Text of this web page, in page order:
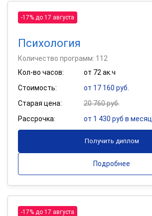
-17% до 17 августа
Психология
Количество программ: 112
Кол-во часов:
от 72 ак.ч
Стоимость:
от 17 160 руб.
Старая цена:
20 760 руб.
Рассрочка:
от 1 430 руб в месяц
Получить диплом
Подробнее
-17% до 17 августа